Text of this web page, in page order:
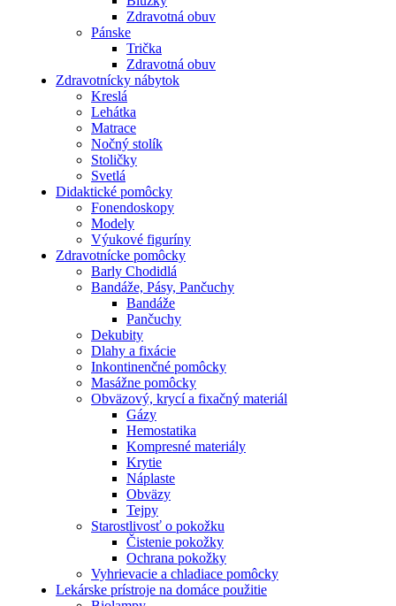
Zdravotná obuv
Pánske
Trička
Zdravotná obuv
Zdravotnícky nábytok
Kreslá
Lehátka
Matrace
Nočný stolík
Stoličky
Svetlá
Didaktické pomôcky
Fonendoskopy
Modely
Výukové figuríny
Zdravotnícke pomôcky
Barly Chodidlá
Bandáže, Pásy, Pančuchy
Bandáže
Pančuchy
Dekubity
Dlahy a fixácie
Inkontinenčné pomôcky
Masážne pomôcky
Obväzový, krycí a fixačný materiál
Gázy
Hemostatika
Kompresné materiály
Krytie
Náplaste
Obväzy
Tejpy
Starostlivosť o pokožku
Čistenie pokožky
Ochrana pokožky
Vyhrievacie a chladiace pomôcky
Lekárske prístroje na domáce použitie